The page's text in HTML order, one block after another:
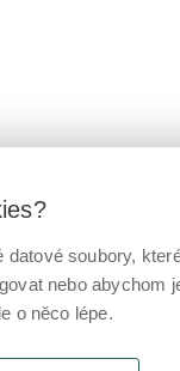
soubory,
nebo
o něco lépe.